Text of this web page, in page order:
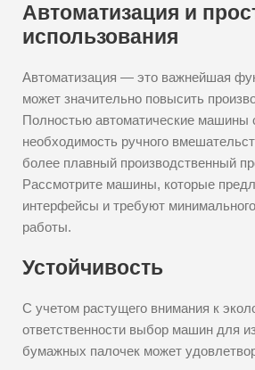
Автоматизация и
использования
Автоматизация — это важнейшая
может значительно повысить
Полностью автоматические машины
необходимость ручного
более плавный производственный
Рассмотрите машины, которые
интерфейсы и требуют
работы.
Устойчивость
С учетом растущего внимания к
ответственности выбор машин для
бумажных палочек может